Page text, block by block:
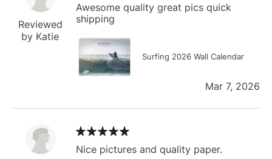
Reviewed
by Katie
Awesome quality great pics quick
shipping
Surfing 2026 Wall Calendar
Mar 7, 2026
Nice pictures and quality paper.